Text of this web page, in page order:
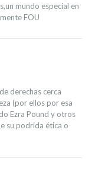
mundo especial en
FOU
derechas cerca
(por ellos por esa
Ezra Pound y otros
su podrida ética o